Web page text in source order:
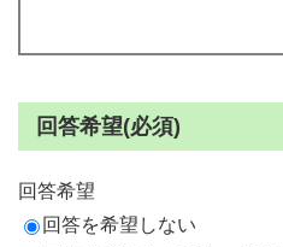
回答希望(必須)
回答希望
回答を希望しない